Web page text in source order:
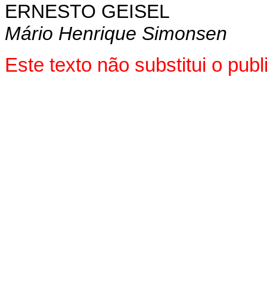
ERNESTO GEISEL
Mário Henrique Simonsen
Este texto não substitui o